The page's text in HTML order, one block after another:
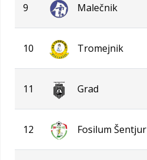
9 Malečnik
10 Tromejnik
11 Grad
12 Fosilum Šentjur